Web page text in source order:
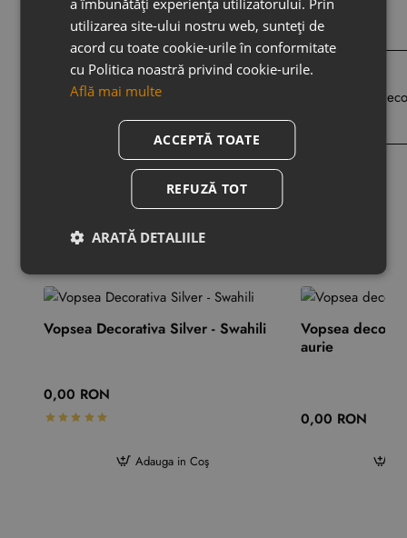
Din aceeasi categorie Acelasi producator
Vopsea decorativa Calce Cruda
S-ar putea să îți placă
Vopsea Decorativa Silver - Swahili
0,00 RON
Adauga in Coş
Vopsea
aurie
0,00 RON
a îmbunătăți experiența utilizatorului. Prin
utilizarea site-ului nostru web, sunteți de
acord cu toate cookie-urile în conformitate
cu Politica noastră privind cookie-urile.
Află mai multe
ACCEPTĂ TOATE
REFUZĂ TOT
ARATĂ DETALIILE